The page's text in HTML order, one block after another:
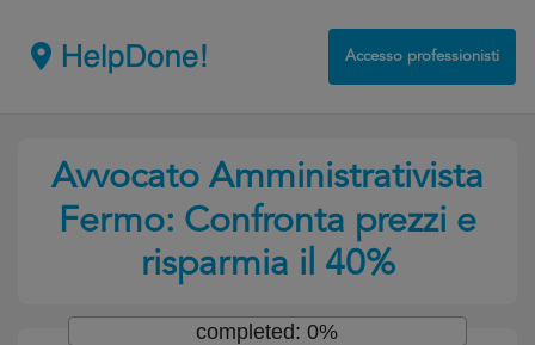
Accesso professionisti
Avvocato Amministrativista
Fermo: Confronta prezzi e
risparmia il 40%
completed: 0%